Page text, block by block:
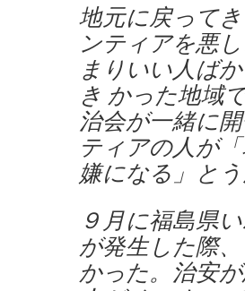
地元に戻って
ンティアを悪
まりいい人ば
き かった地域
治会が一緒に
ティアの人が
嫌になる」と
９月に福島県
が発生した際
かった。治安